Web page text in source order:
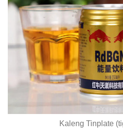
Kaleng Tinplate